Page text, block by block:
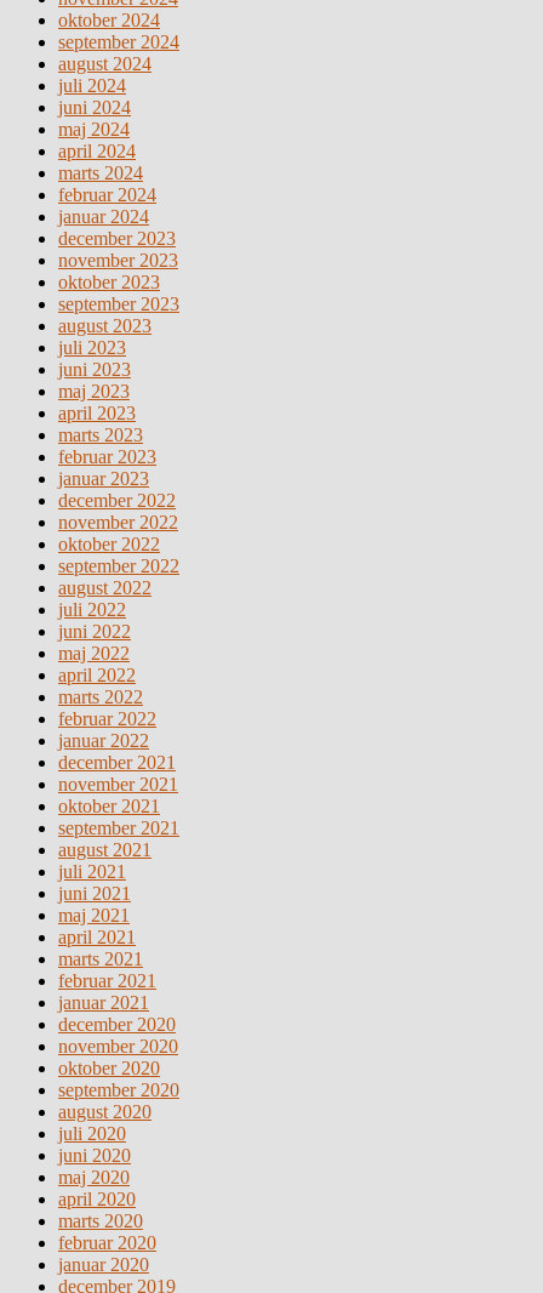
oktober 2024
september 2024
august 2024
juli 2024
juni 2024
maj 2024
april 2024
marts 2024
februar 2024
januar 2024
december 2023
november 2023
oktober 2023
september 2023
august 2023
juli 2023
juni 2023
maj 2023
april 2023
marts 2023
februar 2023
januar 2023
december 2022
november 2022
oktober 2022
september 2022
august 2022
juli 2022
juni 2022
maj 2022
april 2022
marts 2022
februar 2022
januar 2022
december 2021
november 2021
oktober 2021
september 2021
august 2021
juli 2021
juni 2021
maj 2021
april 2021
marts 2021
februar 2021
januar 2021
december 2020
november 2020
oktober 2020
september 2020
august 2020
juli 2020
juni 2020
maj 2020
april 2020
marts 2020
februar 2020
januar 2020
december 2019